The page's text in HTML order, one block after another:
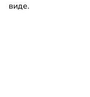
виде.